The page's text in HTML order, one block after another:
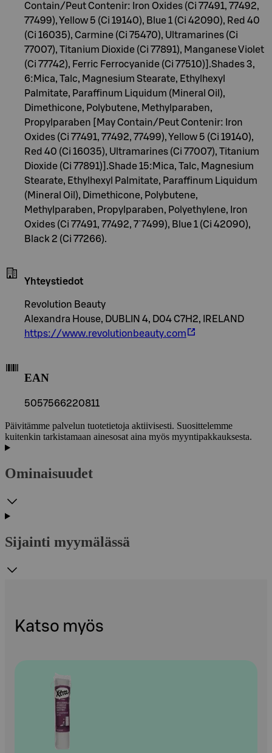
Contain/Peut Contenir: Iron Oxides (Ci 77491, 77492,
77499), Yellow 5 (Ci 19140), Blue 1 (Ci 42090), Red 40
(Ci 16035), Carmine (Ci 75470), Ultramarines (Ci
77007), Titanium Dioxide (Ci 77891), Manganese Violet
(Ci 77742), Ferric Ferrocyanide (Ci 77510)].Shades 3,
6:Mica, Talc, Magnesium Stearate, Ethylhexyl
Palmitate, Paraffinum Liquidum (Mineral Oil),
Dimethicone, Polybutene, Methylparaben,
Propylparaben [May Contain/Peut Contenir: Iron
Oxides (Ci 77491, 77492, 77499), Yellow 5 (Ci 19140),
Red 40 (Ci 16035), Ultramarines (Ci 77007), Titanium
Dioxide (Ci 77891)].Shade 15:Mica, Talc, Magnesium
Stearate, Ethylhexyl Palmitate, Paraffinum Liquidum
(Mineral Oil), Dimethicone, Polybutene,
Methylparaben, Propylparaben, Polyethylene, Iron
Oxides (Ci 77491, 77492, 7`7499), Blue 1 (Ci 42090),
Black 2 (Ci 77266).
Yhteystiedot
Revolution Beauty
Alexandra House, DUBLIN 4, D04 C7H2, IRELAND
https://www.revolutionbeauty.com
EAN
5057566220811
Päivitämme palvelun tuotetietoja aktiivisesti. Suosittelemme
kuitenkin tarkistamaan ainesosat aina myös myyntipakkauksesta.
Ominaisuudet
Sijainti myymälässä
Katso myös